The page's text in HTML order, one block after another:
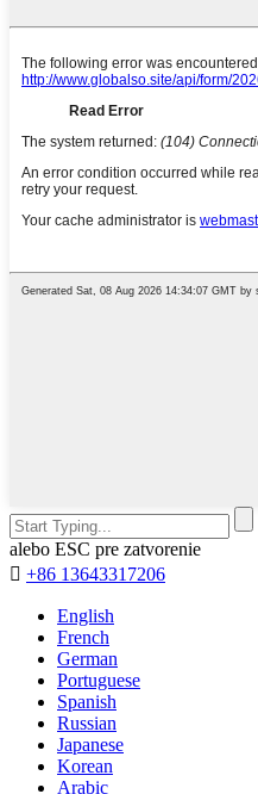
alebo ESC pre zatvorenie
 +86 13643317206
English
French
German
Portuguese
Spanish
Russian
Japanese
Korean
Arabic